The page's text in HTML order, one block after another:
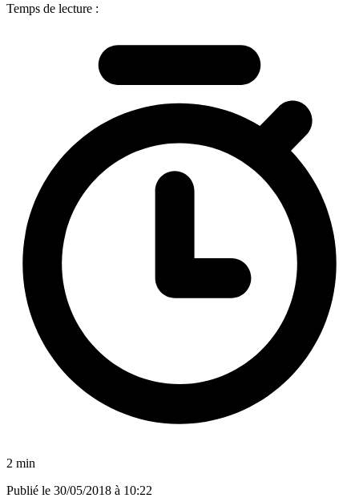
Temps de lecture :
2 min
Publié le 30/05/2018 à 10:22